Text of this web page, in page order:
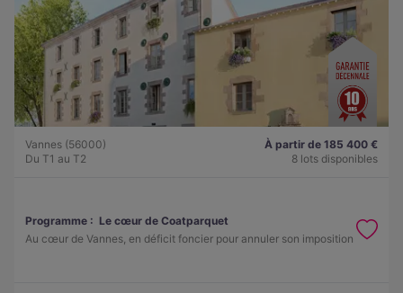
Vannes (56000)
Du T1 au T2
À partir de 185 400 €
8 lots disponibles
Programme : Le cœur de Coatparquet
Au cœur de Vannes, en déficit foncier pour annuler son imposition